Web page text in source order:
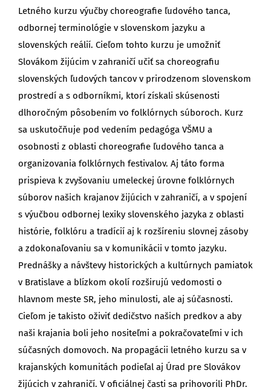
Letného kurzu výučby choreografie ľudového tanca,
odbornej terminológie v slovenskom jazyku a
slovenských reálií. Cieľom tohto kurzu je umožniť
Slovákom žijúcim v zahraničí učiť sa choreografiu
slovenských ľudových tancov v prirodzenom slovenskom
prostredí a s odborníkmi, ktorí získali skúsenosti
dlhoročným pôsobením vo folklórnych súboroch. Kurz
sa uskutočňuje pod vedením pedagóga VŠMU a
osobnosti z oblasti choreografie ľudového tanca a
organizovania folklórnych festivalov. Aj táto forma
prispieva k zvyšovaniu umeleckej úrovne folklórnych
súborov našich krajanov žijúcich v zahraničí, a v spojení
s výučbou odbornej lexiky slovenského jazyka z oblasti
histórie, folklóru a tradícií aj k rozšíreniu slovnej zásoby
a zdokonaľovaniu sa v komunikácii v tomto jazyku.
Prednášky a návštevy historických a kultúrnych pamiatok
v Bratislave a blízkom okolí rozširujú vedomosti o
hlavnom meste SR, jeho minulosti, ale aj súčasnosti.
Cieľom je takisto oživiť dedičstvo našich predkov a aby
naši krajania boli jeho nositeľmi a pokračovateľmi v ich
súčasných domovoch. Na propagácii letného kurzu sa v
krajanských komunitách podieľal aj Úrad pre Slovákov
žijúcich v zahraničí. V oficiálnej časti sa prihovorili PhDr.